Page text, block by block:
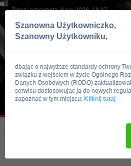
Teraz jest sobota, 8 sie 2026, 18:17
Skocz do:
Szanowna Użytkowniczko,
Szanowny Użytkowniku,
dbając o najwyższe standardy ochrony
związku z wejściem w życie Ogólnego
Danych Osobowych (RODO)
serwisu dostosowując ją do nowych
zapoznać w tym miejscu: Kliknij tutaj